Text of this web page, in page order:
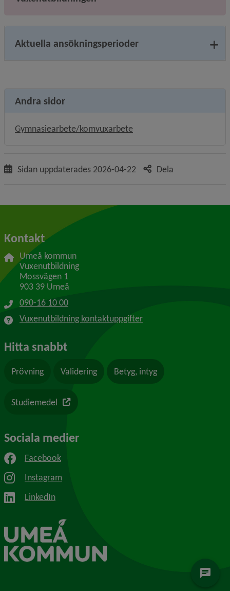
Aktuella ansökningsperioder
Andra sidor
Gymnasiearbete/komvuxarbete
Sidan uppdaterades 2026-04-22 Dela
Kontakt
Umeå kommun
Vuxenutbildning
Mossvägen 1
903 39 Umeå
090-16 10 00
Vuxenutbildning kontaktuppgifter
Hitta snabbt
Prövning Validering Betyg, intyg
Studiemedel Länk till en annan webbplats
Sociala medier
Facebook
Instagram
LinkedIn
chat